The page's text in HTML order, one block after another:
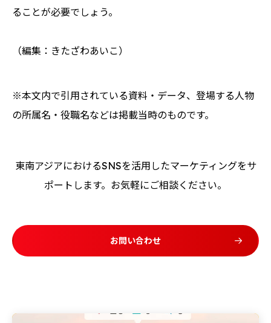
ることが必要でしょう。
（編集：きたざわあいこ）
※本文内で引用されている資料・データ、登場する人物
の所属名・役職名などは掲載当時のものです。
東南アジアにおけるSNSを活用したマーケティングをサ
ポートします。お気軽にご相談ください。
お問い合わせ